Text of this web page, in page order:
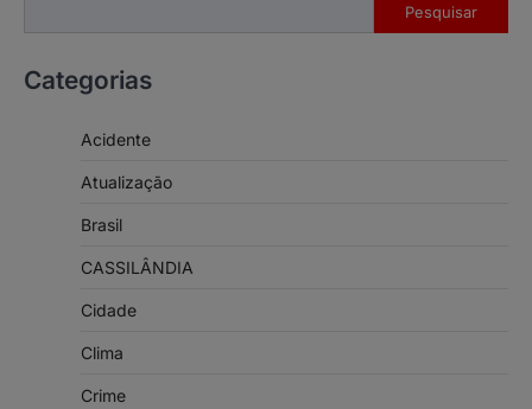
Pesquisar
Categorias
Acidente
Atualização
Brasil
CASSILÂNDIA
Cidade
Clima
Crime